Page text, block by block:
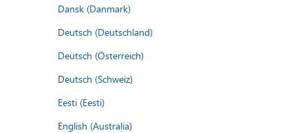
Dansk (Danmark)
Deutsch (Deutschland)
Deutsch (Österreich)
Deutsch (Schweiz)
Eesti (Eesti)
English (Australia)